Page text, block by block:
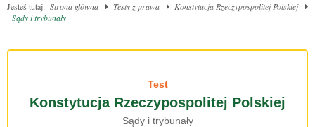
Jesteś tutaj: Strona główna Testy z prawa
Konstytucja Rzeczypospolitej Polskiej
Sądy i trybunały
Test
Konstytucja Rzeczypospolitej Polskiej
Sądy i trybunały